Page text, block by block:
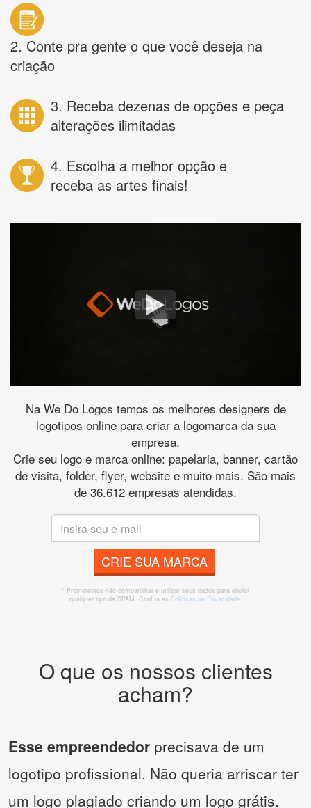
2. Conte pra gente o que você deseja na
criação
3. Receba dezenas de opções e peça
alterações ilimitadas
4. Escolha a melhor opção e
receba as artes finais!
Na We Do Logos temos os melhores designers de
logotipos online para criar a logomarca da sua
empresa.
Crie seu logo e marca online: papelaria, banner, cartão
de visita, folder, flyer, website e muito mais. São mais
de 36.612 empresas atendidas.
CRIE SUA MARCA
* Prometemos não compartilhar e utilizar seus dados para enviar
qualquer tipo de SPAM. Confira as Políticas de Privacidade.
O que os nossos clientes
acham?
Esse empreendedor precisava de um
logotipo profissional. Não queria arriscar ter
um logo plagiado criando um logo grátis.